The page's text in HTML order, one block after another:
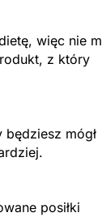
więc nie
z który
mógł
posiłki